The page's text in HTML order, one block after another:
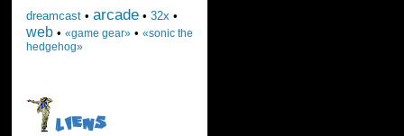
dreamcast• arcade• 32x •
web• «game gear»• «sonic the
hedgehog»
LIENS